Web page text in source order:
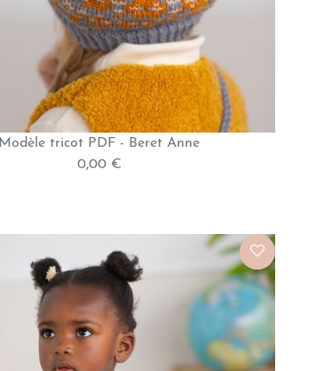
Modèle tricot PDF - Beret Anne
0,00 €